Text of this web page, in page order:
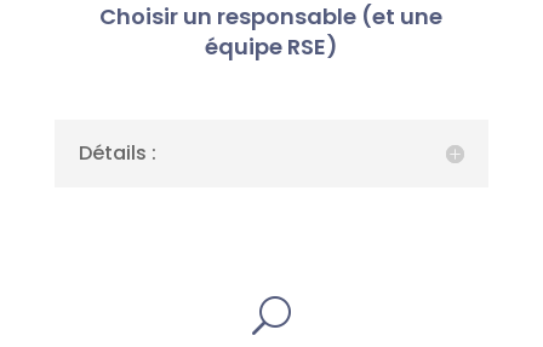
Choisir un responsable (et une
équipe RSE)
Détails :
U